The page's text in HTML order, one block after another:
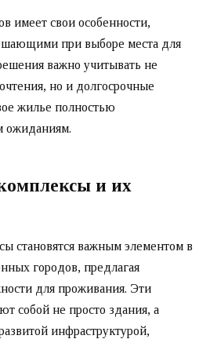
имеет свои особенности,
при выборе места для
важно учитывать не
но и долгосрочные
жилье полностью
ожиданиям.
и их
становятся важным элементом в
городов, предлагая
для проживания. Эти
собой не просто здания, а
инфраструктурой,